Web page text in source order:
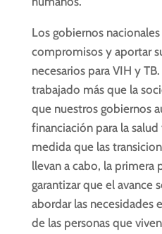
Los gobiernos
compromisos y aportar
necesarios para VIH y
trabajado más que la
que nuestros gobiernos
financiación para la
medida que las
llevan a cabo, la primera
garantizar que el avance
abordar las necesidades
de las personas que